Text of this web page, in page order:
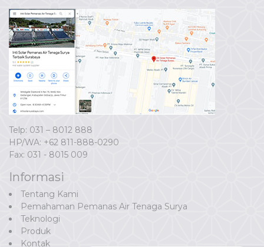
Telp: 031 – 8012 888
HP/WA: +62 811-888-0290
Fax: 031 - 8015 009
Informasi
Tentang Kami
Pemahaman Pemanas Air Tenaga Surya
Teknologi
Produk
Kontak